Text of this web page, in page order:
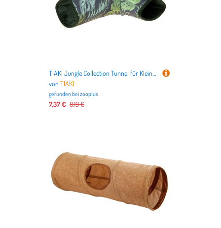
TIAKI Jungle Collection Tunnel für Kleintiere - L 36 x B 25 x H 13 cm, grün
vonTIAKI
gefunden beizooplus
7,37 € 8,19 €